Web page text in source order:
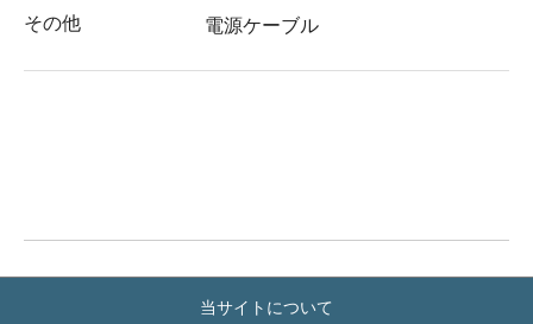
その他 電源ケーブル
当サイトについて